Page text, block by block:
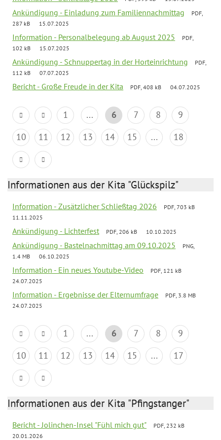
Ankündigung - Einladung zum Familiennachmittag
PDF,
287 kB
15.07.2025
Information - Personalbelegung ab August 2025
PDF,
102 kB
15.07.2025
Ankündigung - Schnuppertag in der Horteinrichtung
PDF,
112 kB
07.07.2025
Bericht - Große Freude in der Kita PDF, 408 kB 04.07.2025
1 ... 6 7 8
9
10
11 12 13 14 15 ... 18
Informationen aus der Kita "Glückspilz"
Information - Zusätzlicher Schließtag 2026
PDF, 703 kB
11.11.2025
Ankündigung - Lichterfest PDF, 206 kB 10.10.2025
Ankündigung - Bastelnachmittag am 09.10.2025
PNG,
1.4 MB
06.10.2025
Information - Ein neues Youtube-Video
PDF, 121 kB
24.07.2025
Information - Ergebnisse der Elternumfrage
PDF, 3.8 MB
24.07.2025
1 ... 6 7 8
9
10
11 12 13 14 15 ... 17
Informationen aus der Kita "Pfingstanger"
Bericht - Jolinchen-Insel "Fühl mich gut"
PDF, 232 kB
20.01.2026